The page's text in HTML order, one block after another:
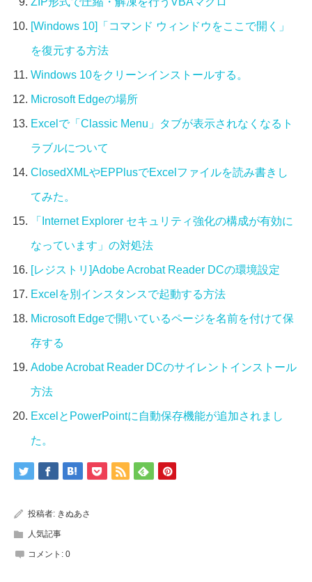
[Windows 10]「コマンド ウィンドウをここで開く」
を復元する方法
Windows 10をクリーンインストールする。
Microsoft Edgeの場所
Excelで「Classic Menu」タブが表示されなくなるト
ラブルについて
ClosedXMLやEPPlusでExcelファイルを読み書きし
てみた。
「Internet Explorer セキュリティ強化の構成が有効に
なっています」の対処法
[レジストリ]Adobe Acrobat Reader DCの環境設定
Excelを別インスタンスで起動する方法
Microsoft Edgeで開いているページを名前を付けて保
存する
Adobe Acrobat Reader DCのサイレントインストール
方法
ExcelとPowerPointに自動保存機能が追加されまし
た。
投稿者: きぬあさ
人気記事
コメント: 0